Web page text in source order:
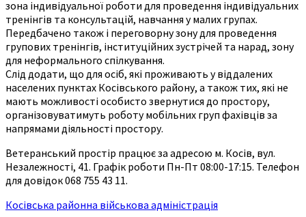
зона індивідуальної роботи для проведення індивідуальних
тренінгів та консультацій, навчання у малих групах.
Передбачено також і переговорну зону для проведення
групових тренінгів, інституційних зустрічей та нарад, зону
для неформального спілкування.
Слід додати, що для осіб, які проживають у віддалених
населених пунктах Косівського району, а також тих, які не
мають можливості особисто звернутися до простору,
організовуватимуть роботу мобільних груп фахівців за
напрямами діяльності простору.
Ветеранський простір працює за адресою м. Косів, вул.
Незалежності, 41. Графік роботи Пн-Пт 08:00-17:15. Телефон
для довідок 068 755 43 11.
Косівська районна військова адміністрація